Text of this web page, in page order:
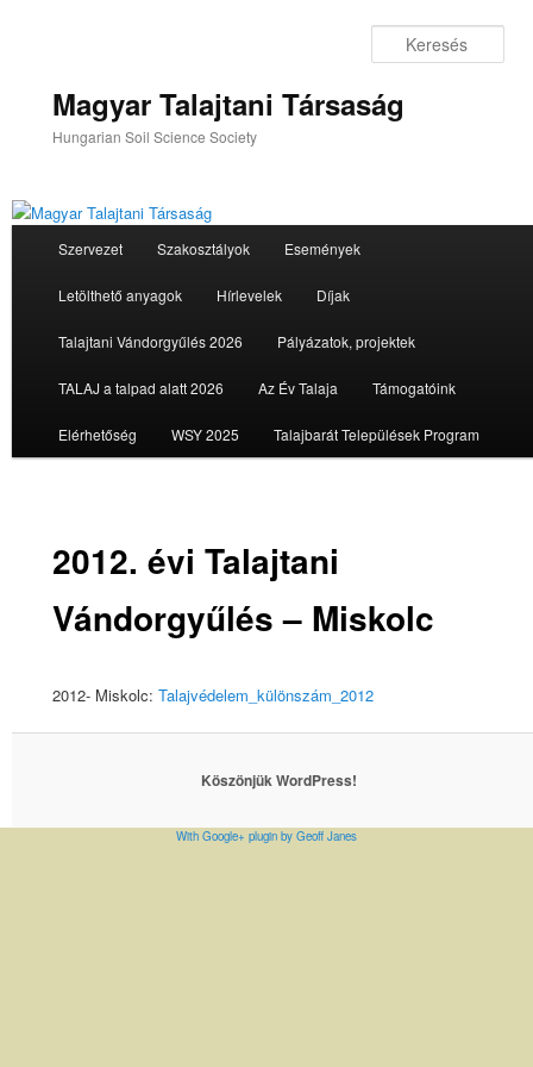
Magyar Talajtani Társaság
Hungarian Soil Science Society
Szervezet Szakosztályok Események
Letölthető anyagok Hírlevelek Díjak
Talajtani Vándorgyűlés 2026 Pályázatok, projektek
TALAJ a talpad alatt 2026 Az Év Talaja Támogatóink
Elérhetőség WSY 2025 Talajbarát Települések Program
2012. évi Talajtani
Vándorgyűlés – Miskolc
2012- Miskolc:Talajvédelem_különszám_2012
Köszönjük WordPress!
With Google+ plugin by Geoff Janes